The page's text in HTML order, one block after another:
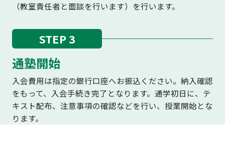
（教室責任者と面談を行います）を行います。
STEP 3
通塾開始
入会費用は指定の銀行口座へお振込ください。納入確認
をもって、入会手続き完了となります。通学初日に、テ
キスト配布、注意事項の確認などを行い、授業開始とな
ります。